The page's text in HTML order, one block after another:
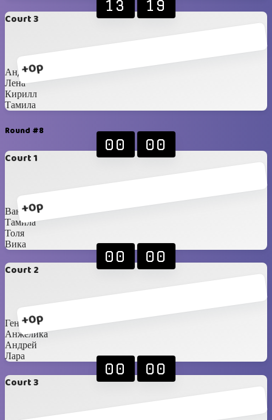
Court 3
+0p
13 19
Андрей
Лена
Кирилл
Тамила
Round #8
Court 1
+0p
00 00
Ваня
Тамила
Толя
Вика
Court 2
+0p
00 00
Гена
Анжелика
Андрей
Лара
Court 3
00 00